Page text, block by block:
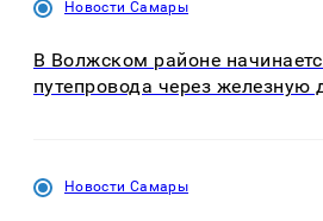
Новости Самары
В Волжском районе
путепровода через железную
Новости Самары